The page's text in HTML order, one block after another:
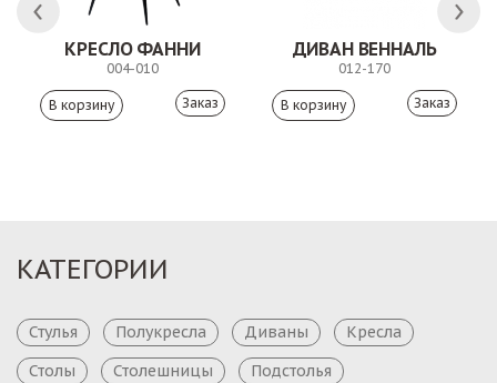
КРЕСЛО ФАННИ
004-010
Заказ
ДИВАН ВЕННАЛЬ
012-170
Заказ
КАТЕГОРИИ
Стулья Полукресла Диваны
Кресла
Столы
Столешницы
Подстолья